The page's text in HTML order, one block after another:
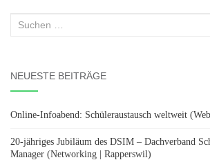
Suchen
NEUESTE BEITRÄGE
Online-Infoabend: Schüleraustausch weltweit
20-jähriges Jubiläum des DSIM – Dachverband
Manager (Networking | Rapperswil)